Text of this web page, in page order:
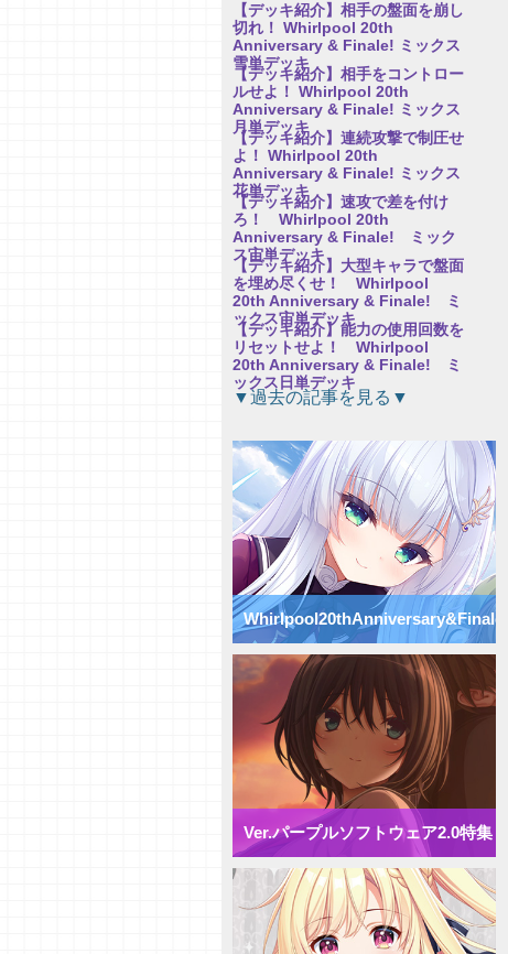
【デッキ紹介】相手の盤面を崩し
切れ！ Whirlpool 20th
Anniversary & Finale! ミックス
雪単デッキ
【デッキ紹介】相手をコントロー
ルせよ！ Whirlpool 20th
Anniversary & Finale! ミックス
月単デッキ
【デッキ紹介】連続攻撃で制圧せ
よ！ Whirlpool 20th
Anniversary & Finale! ミックス
花単デッキ
【デッキ紹介】速攻で差を付け
ろ！ Whirlpool 20th
Anniversary & Finale! ミック
ス宙単デッキ
【デッキ紹介】大型キャラで盤面
を埋め尽くせ！ Whirlpool
20th Anniversary & Finale! ミ
ックス宙単デッキ
【デッキ紹介】能力の使用回数を
リセットせよ！ Whirlpool
20th Anniversary & Finale! ミ
ックス日単デッキ
【研究員イチオシカード紹介
Vol.76】パープルソフトウェア
【研究員イチオシカード紹介
Vol.75】パープルソフトウェア
2.0【初心者向け】
【研究員イチオシカード紹介
Vol.74】パープルソフトウェア
2.0【初心者向け】
【研究員イチオシカード紹介
Vol.73】パープルソフトウェア
2.0【初心者向け】
【研究員イチオシカード紹介
Vol.72】パープルソフトウェア
2.0【初心者向け】
【デッキ紹介】 様々な除去を駆
使して盤面崩壊！ パープルソフ
トウェア2.0 ミックス雪単デッ
キ
【デッキ紹介】妨害と弱体化で動
きを制限せよ！ パープルソフト
ウェア2.0 ミックス月単デッキ
【デッキ紹介】 エリア多投で全
体強化！ パープルソフトウェア
2.0 ミックス花単デッキ
【デッキ紹介】 アイテム強化で
攻防一体！ パープルソフトウェ
ア2.0 ミックス宙単デッキ
▼過去の記事を見る▼
Whirlpool20thAnniversary&Finale!
特集
Ver.パープルソフトウェア2.0特集